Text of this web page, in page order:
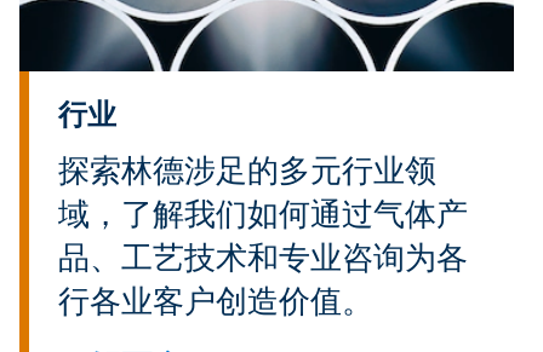
行业
探索林德涉足的多元行业领
域，了解我们如何通过气体产
品、工艺技术和专业咨询为各
行各业客户创造价值。